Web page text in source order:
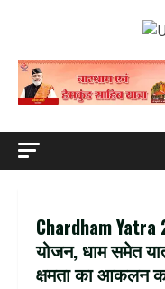
Chardham Yatra
योजन, धाम समेत
क्षमता का आकलन